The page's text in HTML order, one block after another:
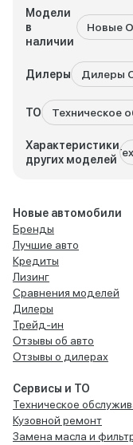
Модели
в
наличии
Новые
Дилеры Дилеры
ТО Техническое
Характеристики
других моделей
Новые автомобили
Бренды
Лучшие авто
Кредиты
Лизинг
Сравнения моделей
Дилеры
Трейд-ин
Отзывы об авто
Отзывы о дилерах
Сервисы и ТО
Техническое
Кузовной ремонт
Замена масла и